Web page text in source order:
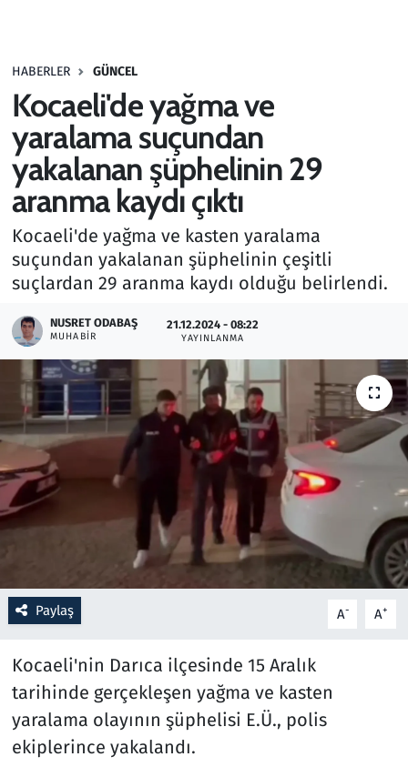
HABERLER GÜNCEL
Kocaeli'de yağma ve
yaralama suçundan
yakalanan şüphelinin 29
aranma kaydı çıktı
Kocaeli'de yağma ve kasten yaralama
suçundan yakalanan şüphelinin çeşitli
suçlardan 29 aranma kaydı olduğu belirlendi.
NUSRET ODABAŞ
MUHABIR
21.12.2024 - 08:22
YAYINLANMA
Paylaş A- A+
Kocaeli'nin Darıca ilçesinde 15 Aralık
tarihinde gerçekleşen yağma ve kasten
yaralama olayının şüphelisi E.Ü., polis
ekiplerince yakalandı.
Haber
Kültür Sanat
Kurumsal Haberler
Lezzet Durağı
Memur ve Kamu
Oyun
Ramazan
Resmi İlanlar
Rüya Tabirleri
Savunma Sanayi
Spor
Teknoloji ve Bilim